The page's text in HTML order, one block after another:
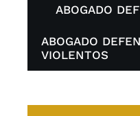
ABOGADO
ABOGADO
VIOLENTOS